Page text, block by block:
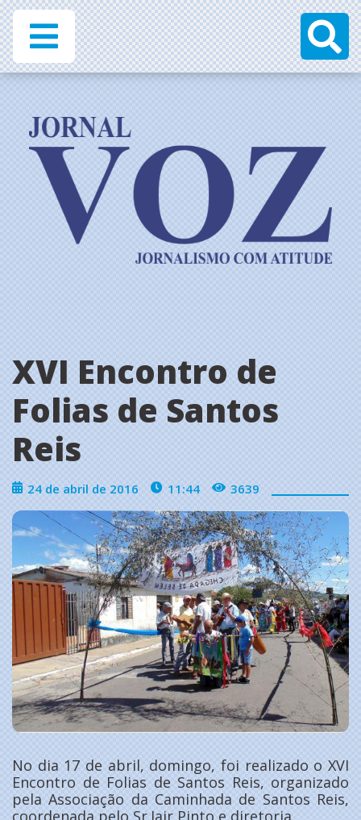
XVI Encontro de
Folias de Santos
Reis
24 de abril de 2016 11:44 3639
No dia 17 de abril, domingo, foi realizado o XVI
Encontro de Folias de Santos Reis, organizado
pela Associação da Caminhada de Santos Reis,
coordenada pelo Sr.Jair Pinto e diretoria.